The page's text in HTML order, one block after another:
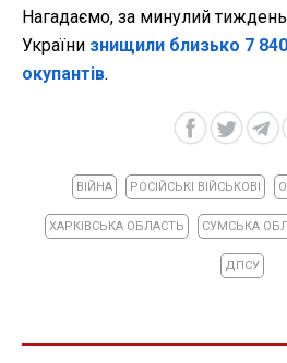
Нагадаємо, за минулий
України знищили близько 7
окупантів.
ВІЙНА РОСІЙСЬКІ ВІЙСЬКОВІ
ХАРКІВСЬКА ОБЛАСТЬ СУМСЬКА
ДПСУ